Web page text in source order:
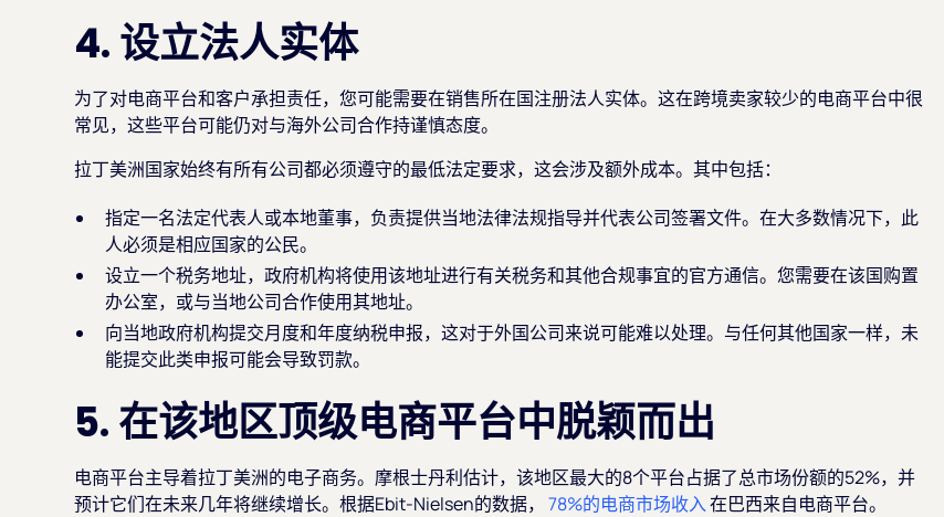
4. 设立法人实体
为了对电商平台和客户承担责任，您可能需要在销售所在国注册法人实体。这在跨境卖家较少的电商平台中很
常见，这些平台可能仍对与海外公司合作持谨慎态度。
拉丁美洲国家始终有所有公司都必须遵守的最低法定要求，这会涉及额外成本。其中包括：
指定一名法定代表人或本地董事，负责提供当地法律法规指导并代表公司签署文件。在大多数情况下，此
人必须是相应国家的公民。
设立一个税务地址，政府机构将使用该地址进行有关税务和其他合规事宜的官方通信。您需要在该国购置
办公室，或与当地公司合作使用其地址。
向当地政府机构提交月度和年度纳税申报，这对于外国公司来说可能难以处理。与任何其他国家一样，未
能提交此类申报可能会导致罚款。
5. 在该地区顶级电商平台中脱颖而出
电商平台主导着拉丁美洲的电子商务。摩根士丹利估计，该地区最大的8个平台占据了总市场份额的52%，并
预计它们在未来几年将继续增长。根据Ebit-Nielsen的数据，78%的电商市场收入在巴西来自电商平台。